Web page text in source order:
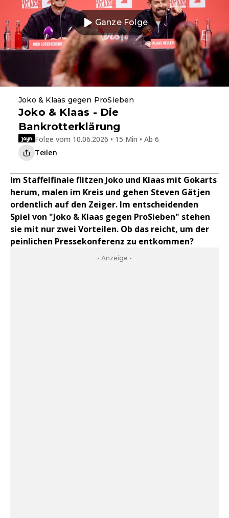
Ganze Folge
Joko & Klaas gegen ProSieben
Joko & Klaas - Die
Bankrotterklärung
Folge vom 10.06.2026 • 15 Min • Ab 6
Teilen
Im Staffelfinale flitzen Joko und Klaas mit Gokarts
herum, malen im Kreis und gehen Steven Gätjen
ordentlich auf den Zeiger. Im entscheidenden
Spiel von "Joko & Klaas gegen ProSieben" stehen
sie mit nur zwei Vorteilen. Ob das reicht, um der
peinlichen Pressekonferenz zu entkommen?
- Anzeige -